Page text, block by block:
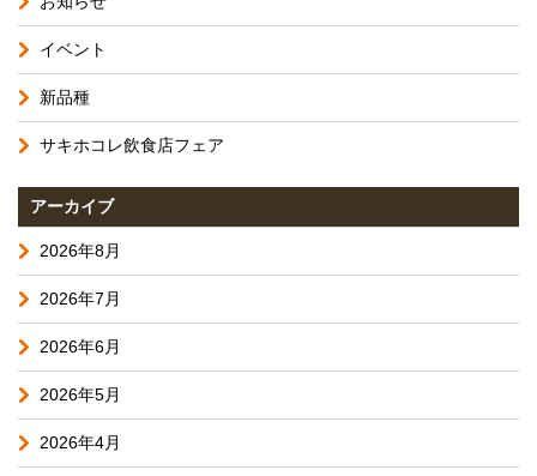
イベント
新品種
サキホコレ飲食店フェア
アーカイブ
2026年8月
2026年7月
2026年6月
2026年5月
2026年4月